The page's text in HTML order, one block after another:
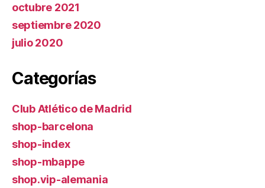
octubre 2021
septiembre 2020
julio 2020
Categorías
Club Atlético de Madrid
shop-barcelona
shop-index
shop-mbappe
shop.vip-alemania